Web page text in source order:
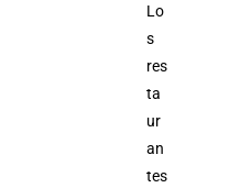
Lo
s
res
ta
ur
an
tes